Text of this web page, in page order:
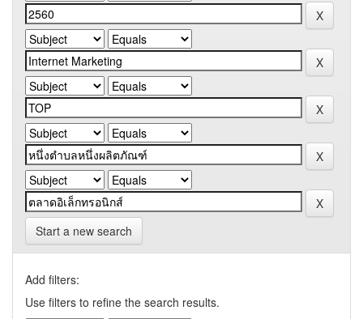
Start a new search
Add filters:
Use filters to refine the search results.